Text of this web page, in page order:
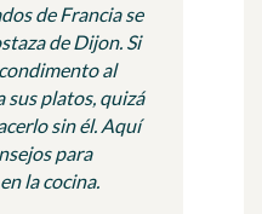
de Francia se
de Dijon. Si
al
sus platos, quizá
sin él. Aquí
para
la cocina.